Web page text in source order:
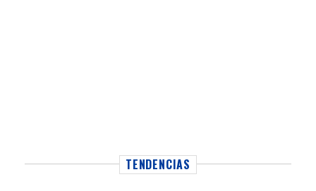
TENDENCIAS